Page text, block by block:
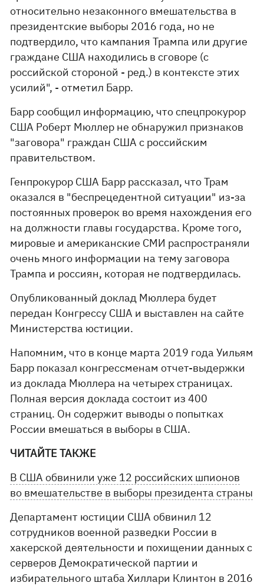
относительно незаконного вмешательства в
президентские выборы 2016 года, но не
подтвердило, что кампания Трампа или другие
граждане США находились в сговоре (с
российской стороной - ред.) в контексте этих
усилий", - отметил Барр.
Барр сообщил информацию, что спецпрокурор
США Роберт Мюллер не обнаружил признаков
"заговора" граждан США с российским
правительством.
Генпрокурор США Барр рассказал, что Трам
оказался в "беспрецедентной ситуации" из-за
постоянных проверок во время нахождения его
на должности главы государства. Кроме того,
мировые и американские СМИ распространяли
очень много информации на тему заговора
Трампа и россиян, которая не подтвердилась.
Опубликованный доклад Мюллера будет
передан Конгрессу США и выставлен на сайте
Министерства юстиции.
Напомним, что в конце марта 2019 года Уильям
Барр показал конгрессменам отчет-выдержки
из доклада Мюллера на четырех страницах.
Полная версия доклада состоит из 400
страниц. Он содержит выводы о попытках
России вмешаться в выборы в США.
ЧИТАЙТЕ ТАКЖЕ
В США обвинили уже 12 российских шпионов
во вмешательстве в выборы президента страны
Департамент юстиции США обвинил 12
сотрудников военной разведки России в
хакерской деятельности и похищении данных с
серверов Демократической партии и
избирательного штаба Хиллари Клинтон в 2016